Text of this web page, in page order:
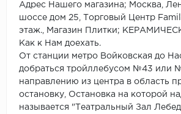
Адрес Нашего магазина; Москва,
шоссе дом 25, Торговый Центр
этаж., Магазин Плитки;
Как к Нам доехать.
От станции метро Войковская до
добраться тройллебусом №43 или
направлению из центра в область
остановку, Остановка на которой
называется "Театральный Зал